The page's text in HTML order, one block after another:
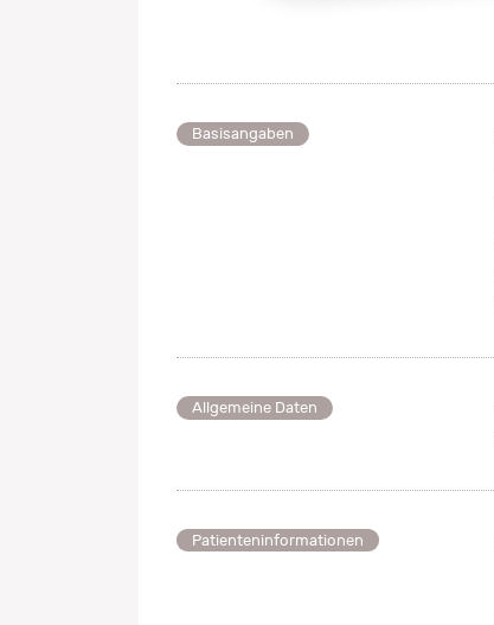
Basisangaben
Allgemeine Daten
Patienteninformationen